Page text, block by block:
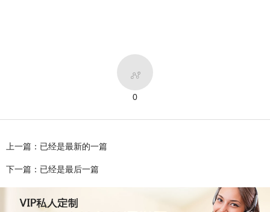

0
上一篇：已经是最新的一篇
下一篇：已经是最后一篇